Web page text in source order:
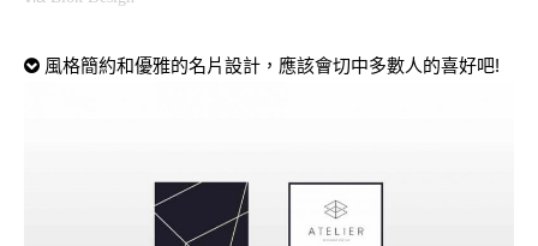
風格簡約和優雅的名片設計，應該會切中多數人的喜好吧!